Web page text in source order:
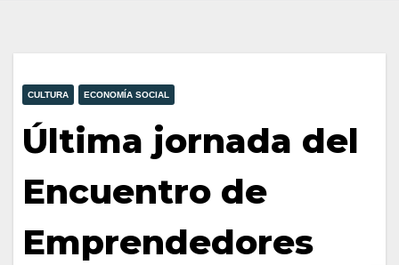
CULTURA ECONOMÍA SOCIAL
Última jornada del
Encuentro de
Emprendedores